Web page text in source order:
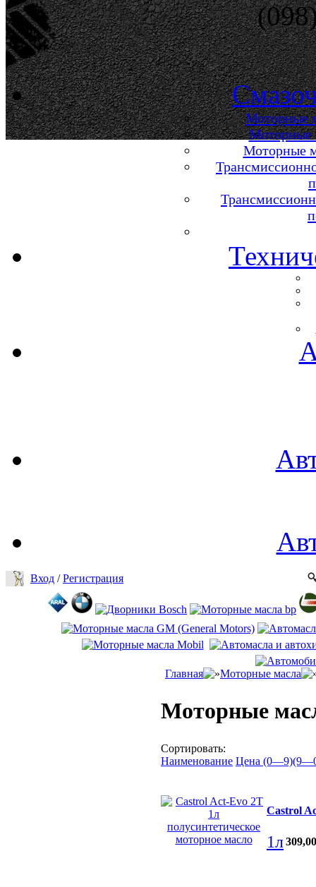
Моторные
Моторные
Моторные
Вход /Регистрация
Главная Моторные масла
Моторные
Сортировать:
Наименование Цена (0—9)
Castrol
1л309,00